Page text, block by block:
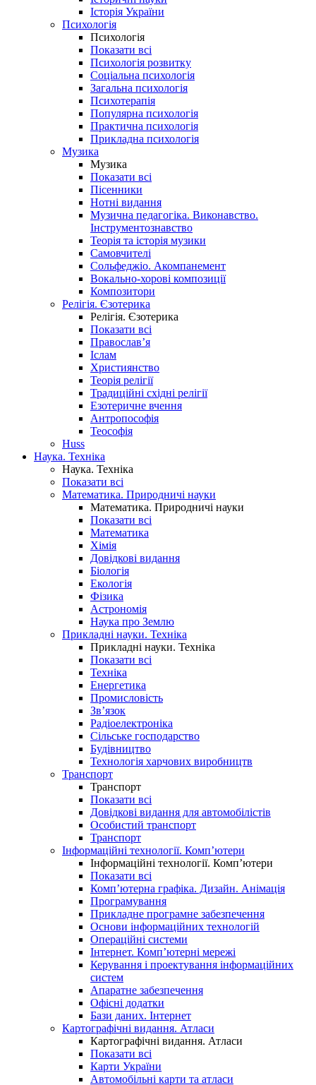
Історія України
Психологія
Психологія
Показати всі
Психологія розвитку
Соціальна психологія
Загальна психологія
Психотерапія
Популярна психологія
Практична психологія
Прикладна психологія
Музика
Музика
Показати всі
Пісенники
Нотні видання
Музична педагогіка. Виконавство.
Інструментознавство
Теорія та історія музики
Самовчителі
Сольфеджіо. Акомпанемент
Вокально-хорові композиції
Композитори
Релігія. Єзотерика
Релігія. Єзотерика
Показати всі
Православ’я
Іслам
Християнство
Теорія релігії
Традиційні східні релігії
Езотеричне вчення
Антропософія
Теософія
Huss
Наука. Техніка
Наука. Техніка
Показати всі
Математика. Природничі науки
Математика. Природничі науки
Показати всі
Математика
Хімія
Довідкові видання
Біологія
Екологія
Фізика
Астрономія
Наука про Землю
Прикладні науки. Техніка
Прикладні науки. Техніка
Показати всі
Техніка
Енергетика
Промисловість
Зв’язок
Радіоелектроніка
Сільське господарство
Будівництво
Технологія харчових виробництв
Транспорт
Транспорт
Показати всі
Довідкові видання для автомобілістів
Особистий транспорт
Транспорт
Інформаційні технології. Комп’ютери
Інформаційні технології. Комп’ютери
Показати всі
Комп’ютерна графіка. Дизайн. Анімація
Програмування
Прикладне програмне забезпечення
Основи інформаційних технологій
Операційні системи
Інтернет. Комп’ютерні мережі
Керування і проектування інформаційних
систем
Апаратне забезпечення
Офісні додатки
Бази даних. Інтернет
Картографічні видання. Атласи
Картографічні видання. Атласи
Показати всі
Карти України
Автомобільні карти та атласи